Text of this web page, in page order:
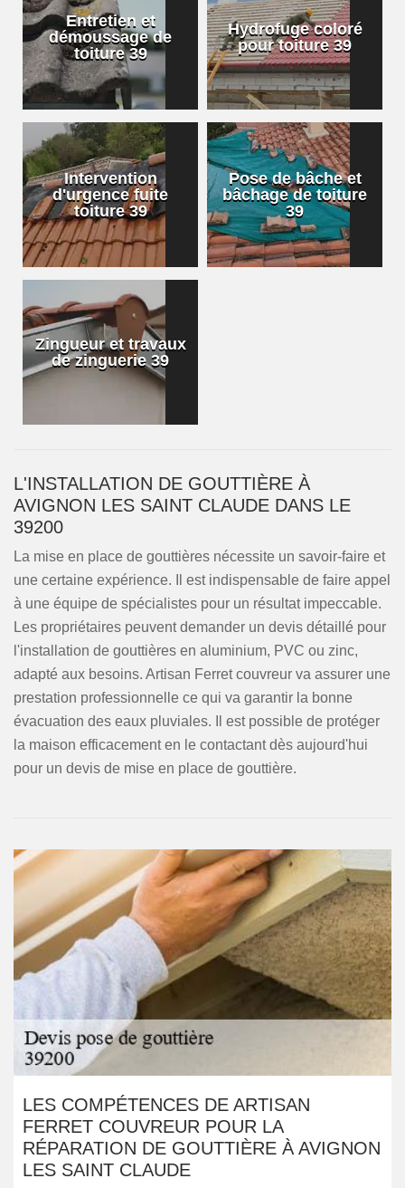
Entretien et
démoussage de
toiture 39
Hydrofuge coloré
pour toiture 39
Intervention
d'urgence fuite
toiture 39
Pose de bâche et
bâchage de toiture
39
Zingueur et travaux
de zinguerie 39
L'INSTALLATION DE GOUTTIÈRE À
AVIGNON LES SAINT CLAUDE DANS LE
39200
La mise en place de gouttières nécessite un savoir-faire et
une certaine expérience. Il est indispensable de faire appel
à une équipe de spécialistes pour un résultat impeccable.
Les propriétaires peuvent demander un devis détaillé pour
l'installation de gouttières en aluminium, PVC ou zinc,
adapté aux besoins. Artisan Ferret couvreur va assurer une
prestation professionnelle ce qui va garantir la bonne
évacuation des eaux pluviales. Il est possible de protéger
la maison efficacement en le contactant dès aujourd'hui
pour un devis de mise en place de gouttière.
LES COMPÉTENCES DE ARTISAN
FERRET COUVREUR POUR LA
RÉPARATION DE GOUTTIÈRE À AVIGNON
LES SAINT CLAUDE